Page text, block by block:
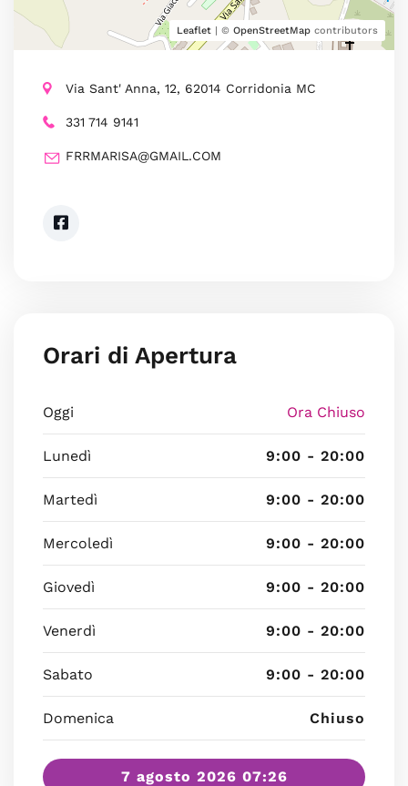
Leaflet | © OpenStreetMap contributors
Via Sant' Anna, 12, 62014 Corridonia MC
331 714 9141
FRRMARISA@GMAIL.COM
Orari di Apertura
Oggi Ora Chiuso
Lunedì 9:00 - 20:00
Martedì 9:00 - 20:00
Mercoledì 9:00 - 20:00
Giovedì 9:00 - 20:00
Venerdì 9:00 - 20:00
Sabato 9:00 - 20:00
Domenica Chiuso
7 agosto 2026 07:26